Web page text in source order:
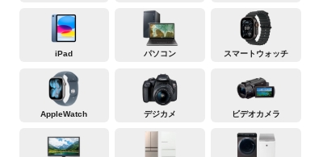
iPad パソコン スマートウォッチ
AppleWatch デジカメ ビデオカメラ